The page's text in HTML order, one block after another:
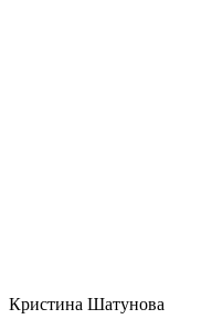
Кристина Шатунова